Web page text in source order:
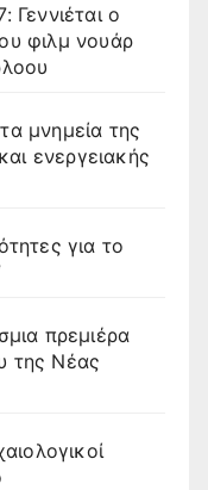
ο
φιλμ νουάρ
μνημεία της
ενεργειακής
για το
πρεμιέρα
της Νέας